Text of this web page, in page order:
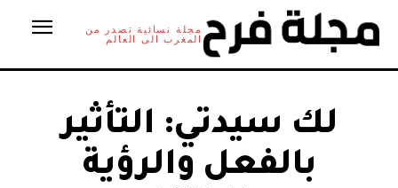
مجلة نسائية تصدر من
المغرب الى العالم
لك سيدتي: التأثير
بالفعل والرؤية